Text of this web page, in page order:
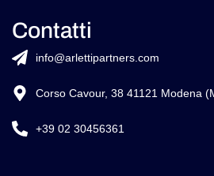
Contatti
info@arlettipartners.com
Corso Cavour, 38 41121 Modena
+39 02 30456361